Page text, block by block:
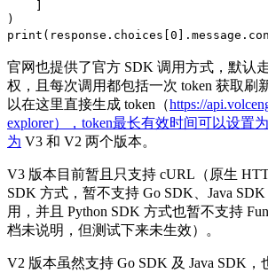
)
print ( response.choices 0
官网也提供了官方 SDK 调用方式，默认
权，且每次调用都包括一次 token 获取刷
以在这里直接生成 token（https://
explorer），token最长有效时间可以设置
为 V3 和 V2 两个版本。
V3 版本目前暂且只支持 cURL（原生
SDK 方式，暂不支持 Go SDK、Java
用，并且 Python SDK 方式也暂不支持
档未说明，但测试下来未生效）。
V2 版本虽然支持 Go SDK 及 Java SDK，